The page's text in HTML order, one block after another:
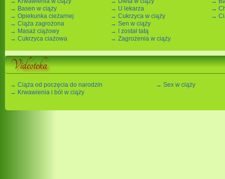
→ Basen w ciązy
→ Opiekunka cieżarnej
→ Ciąża zagrożona
→ Masaż ciążowy
→ Cukrzyca ciażowa
→ U lekarza
→ Cukrzyca w ciąży
→ Sen w ciąży
→ I został tatą
→ Zagrożenia w ciąży
→
→
Videoteka
→ Ciąża od poczęcia do narodzin
→ Krwawienia i ból w ciąży
→ Sex w ciąży